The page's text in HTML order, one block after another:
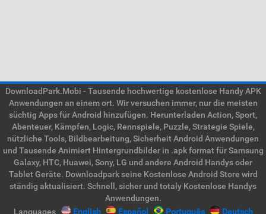
DownloadPark.Mobi - Tausende hochwertige kostenlose Handy APK
Anwendungen an einem ort. Wir versuchen immer, nur die meisten
süchtig Apps für Android hinzufügen. Herunterladen Action, Sport,
Abenteuer, Kämpfen, Logic, Rennspiele, Puzzle, Strategie Spiele,
nützliche Tools, Bildbearbeitung, Sicherheit Android Anwendungen
und Tausende Animiert Hintergrundbilder in .apk format für Samsung
Galaxy, HTC, Huawei, Sony, LG und andere Android Handys oder
Tablet Geräte. Downloadpark seine Kostenlose Android Store wird
ständig aktualisiert. Schnell, sicher und totaly Kostenlose Handys
Anwendungen.
Languages
English Español Português Deutsch